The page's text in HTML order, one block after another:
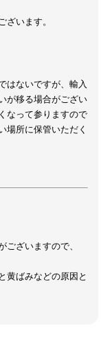
ざいます。
はないですが、輸入
が移る場合がござい
なって参りますので
場所に保管いただく
ざいますので、
黄ばみなどの原因と